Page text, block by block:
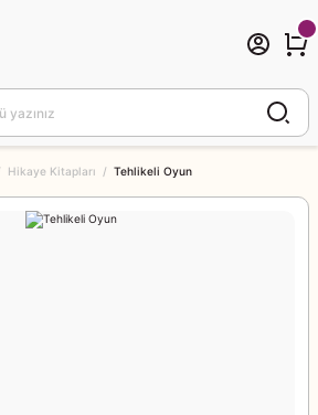
Hikaye Kitapları Tehlikeli Oyun